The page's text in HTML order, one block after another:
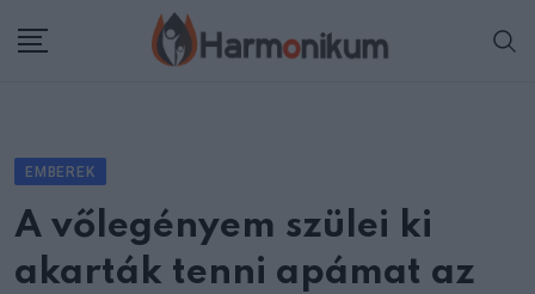
EMBEREK
A vőlegényem szülei ki
akarták tenni apámat az